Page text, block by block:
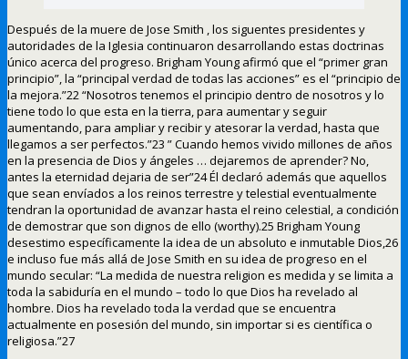
Después de la muere de Jose Smith , los siguentes presidentes y
autoridades de la Iglesia continuaron desarrollando estas doctrinas
único acerca del progreso. Brigham Young afirmó que el “primer gran
principio”, la “principal verdad de todas las acciones” es el “principio de
la mejora.”22 “Nosotros tenemos el principio dentro de nosotros y lo
tiene todo lo que esta en la tierra, para aumentar y seguir
aumentando, para ampliar y recibir y atesorar la verdad, hasta que
llegamos a ser perfectos.”23 ” Cuando hemos vivido millones de años
en la presencia de Dios y ángeles … dejaremos de aprender? No,
antes la eternidad dejaria de ser”24 Él declaró además que aquellos
que sean envíados a los reinos terrestre y telestial eventualmente
tendran la oportunidad de avanzar hasta el reino celestial, a condición
de demostrar que son dignos de ello (worthy).25 Brigham Young
desestimo específicamente la idea de un absoluto e inmutable Dios,26
e incluso fue más allá de Jose Smith en su idea de progreso en el
mundo secular: “La medida de nuestra religion es medida y se limita a
toda la sabiduría en el mundo – todo lo que Dios ha revelado al
hombre. Dios ha revelado toda la verdad que se encuentra
actualmente en posesión del mundo, sin importar si es científica o
religiosa.”27